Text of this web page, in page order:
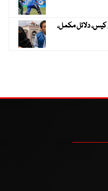
کیس، دلائل مکمل،